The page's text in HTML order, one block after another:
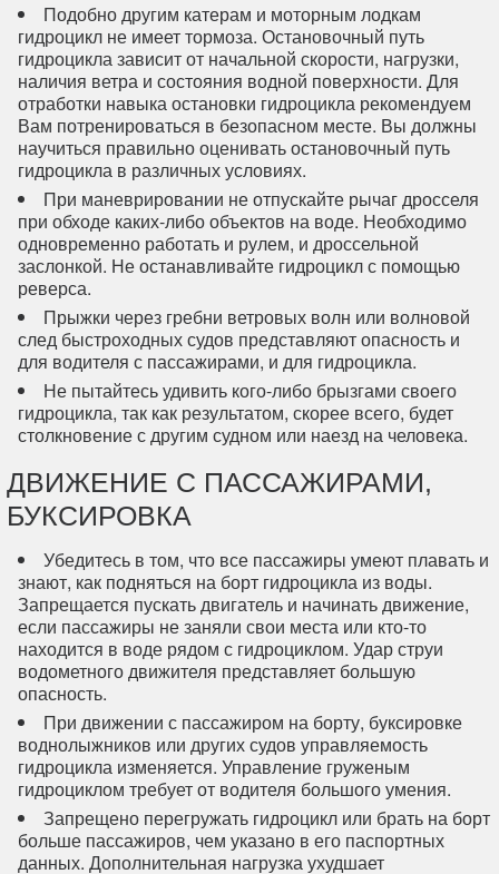
Подобно другим катерам и моторным лодкам
гидроцикл не имеет тормоза. Остановочный путь
гидроцикла зависит от начальной скорости, нагрузки,
наличия ветра и состояния водной поверхности. Для
отработки навыка остановки гидроцикла рекомендуем
Вам потренироваться в безопасном месте. Вы должны
научиться правильно оценивать остановочный путь
гидроцикла в различных условиях.
При маневрировании не отпускайте рычаг дросселя
при обходе каких-либо объектов на воде. Необходимо
одновременно работать и рулем, и дроссельной
заслонкой. Не останавливайте гидроцикл с помощью
реверса.
Прыжки через гребни ветровых волн или волновой
след быстроходных судов представляют опасность и
для водителя с пассажирами, и для гидроцикла.
Не пытайтесь удивить кого-либо брызгами своего
гидроцикла, так как результатом, скорее всего, будет
столкновение с другим судном или наезд на человека.
ДВИЖЕНИЕ С ПАССАЖИРАМИ,
БУКСИРОВКА
Убедитесь в том, что все пассажиры умеют плавать и
знают, как подняться на борт гидроцикла из воды.
Запрещается пускать двигатель и начинать движение,
если пассажиры не заняли свои места или кто-то
находится в воде рядом с гидроциклом. Удар струи
водометного движителя представляет большую
опасность.
При движении с пассажиром на борту, буксировке
воднолыжников или других судов управляемость
гидроцикла изменяется. Управление груженым
гидроциклом требует от водителя большого умения.
Запрещено перегружать гидроцикл или брать на борт
больше пассажиров, чем указано в его паспортных
данных. Дополнительная нагрузка ухудшает